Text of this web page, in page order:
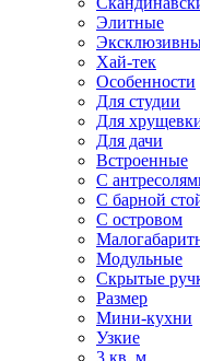
Элитные
Хай-тек
Особенности
Для студии
Для
Для дачи
Встроенные
С
С барной
С островом
Модульные
Скрытые
Размер
Мини-кухни
Узкие
3 кв. м.